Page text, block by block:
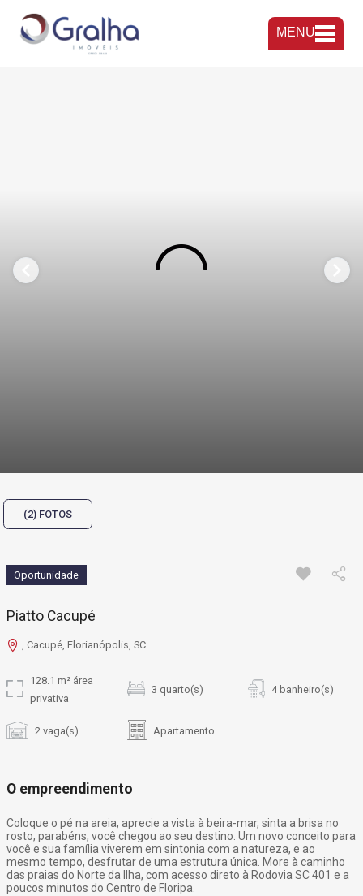
MENU
(2) FOTOS
Oportunidade
Piatto Cacupé
, Cacupé, Florianópolis, SC
128.1 m² área
privativa
3 quarto(s) 4 banheiro(s)
2 vaga(s) Apartamento
O empreendimento
Coloque o pé na areia, aprecie a vista à beira-mar, sinta a brisa no
rosto, parabéns, você chegou ao seu destino. Um novo conceito para
você e sua família viverem em sintonia com a natureza, e ao
mesmo tempo, desfrutar de uma estrutura única. More à caminho
das praias do Norte da Ilha, com acesso direto à Rodovia SC 401 e a
poucos minutos do Centro de Floripa.